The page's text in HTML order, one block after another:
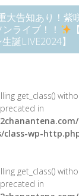
大告知あり！紫
ライブ！！
誕LIVE2024】
get_class()
in
class-wp-
get_class()
in